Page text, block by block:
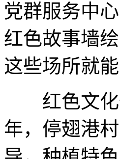
党群服务中
红色故事墙
这些场所就
红色文化
年，停翅港